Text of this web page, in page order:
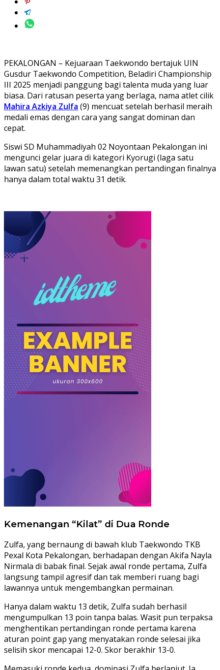
PEKALONGAN – Kejuaraan Taekwondo bertajuk UIN
Gusdur Taekwondo Competition, Beladiri Championship
III 2025 menjadi panggung bagi talenta muda yang luar
biasa. Dari ratusan peserta yang berlaga, nama atlet cilik
Mahira Azkiya Zulfa (9) mencuat setelah berhasil meraih
medali emas dengan cara yang sangat dominan dan
cepat.
Siswi SD Muhammadiyah 02 Noyontaan Pekalongan ini
mengunci gelar juara di kategori Kyorugi (laga satu
lawan satu) setelah memenangkan pertandingan finalnya
hanya dalam total waktu 31 detik.
Kemenangan “Kilat” di Dua Ronde
Zulfa, yang bernaung di bawah klub Taekwondo TKB
Pexal Kota Pekalongan, berhadapan dengan Akifa Nayla
Nirmala di babak final. Sejak awal ronde pertama, Zulfa
langsung tampil agresif dan tak memberi ruang bagi
lawannya untuk mengembangkan permainan.
Hanya dalam waktu 13 detik, Zulfa sudah berhasil
mengumpulkan 13 poin tanpa balas. Wasit pun terpaksa
menghentikan pertandingan ronde pertama karena
aturan point gap yang menyatakan ronde selesai jika
selisih skor mencapai 12-0. Skor berakhir 13-0.